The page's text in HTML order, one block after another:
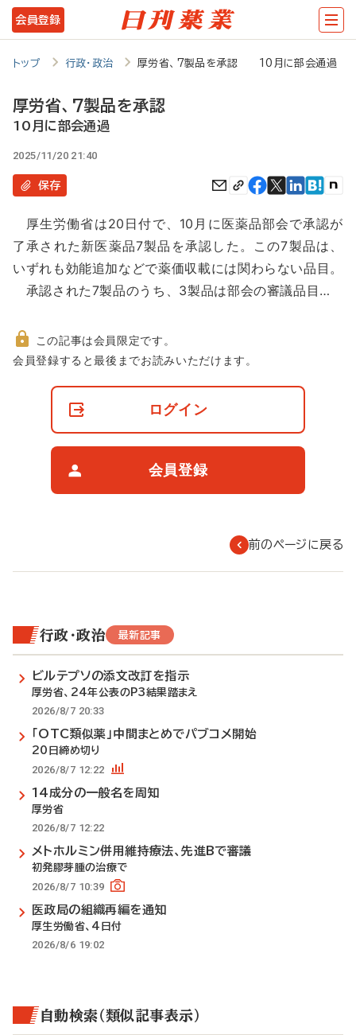
メ
イ
ン
ツ
移
動
会員登録
トップ 行政・政治 厚労省、7製品を承認 10月に部会通過
厚労省、7製品を承認
10月に部会通過
2025/11/20 21:40
保存
厚生労働省は20日付で、10月に医薬品部会で承認が
了承された新医薬品7製品を承認した。この7製品は、
いずれも効能追加などで薬価収載には関わらない品目。
承認された7製品のうち、3製品は部会の審議品目…
非
この記事は会員限定です。
会員登録すると最後までお読みいただけます。
ログイン
会員登録
前のページに戻る
行政・政治 最新記事
ビルテプソの添文改訂を指示
厚労省、24年公表のP3結果踏まえ
2026/8/7 20:33
「OTC類似薬」中間まとめでパブコメ開始
20日締め切り
2026/8/7 12:22
14成分の一般名を周知
厚労省
2026/8/7 12:22
メトホルミン併用維持療法、先進Bで審議
初発膠芽腫の治療で
2026/8/7 10:39
医政局の組織再編を通知
厚生労働省、4日付
2026/8/6 19:02
自動検索（類似記事表示）